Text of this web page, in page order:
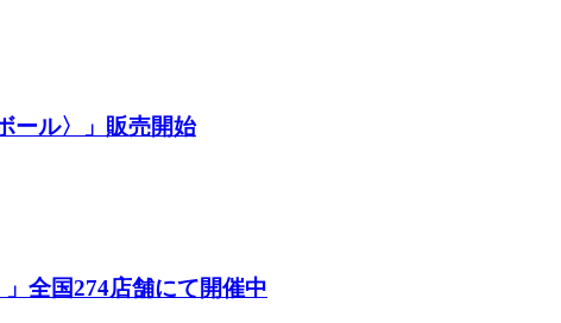
ール〉」販売開始
」全国274店舗にて開催中